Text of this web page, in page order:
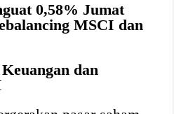
0,58% Jumat
MSCI dan
dan